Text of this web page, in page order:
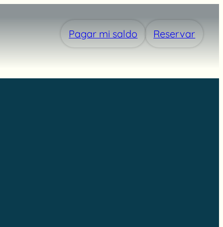
Pagar mi saldo Reservar